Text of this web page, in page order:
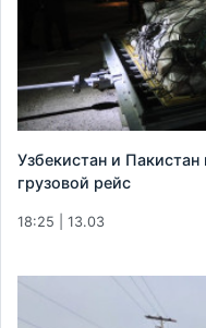
Узбекистан и
грузовой рейс
18:25 | 13.03